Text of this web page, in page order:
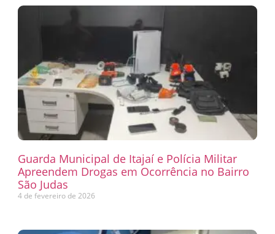
Guarda Municipal de Itajaí e Polícia Militar
Apreendem Drogas em Ocorrência no Bairro
São Judas
4 de fevereiro de 2026